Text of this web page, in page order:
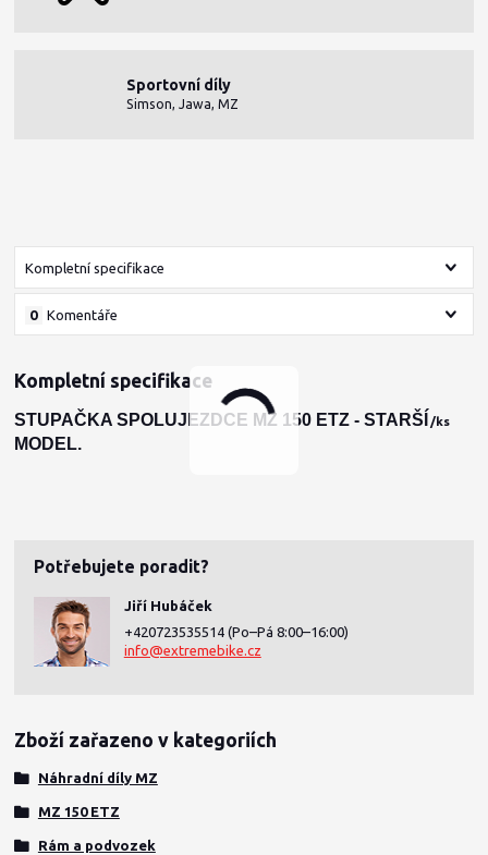
/ks
Sportovní díly
Simson, Jawa, MZ
Kompletní specifikace
Komentáře
0
Kompletní specifikace
STUPAČKA SPOLUJEZDCE MZ 150 ETZ - STARŠÍ
MODEL.
Potřebujete poradit?
Jiří Hubáček
+420723535514 (Po–Pá 8:00–16:00)
info@extremebike.cz
Zboží zařazeno v kategoriích
Náhradní díly MZ
MZ 150 ETZ
Rám a podvozek